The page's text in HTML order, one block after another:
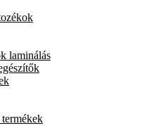
laminálás